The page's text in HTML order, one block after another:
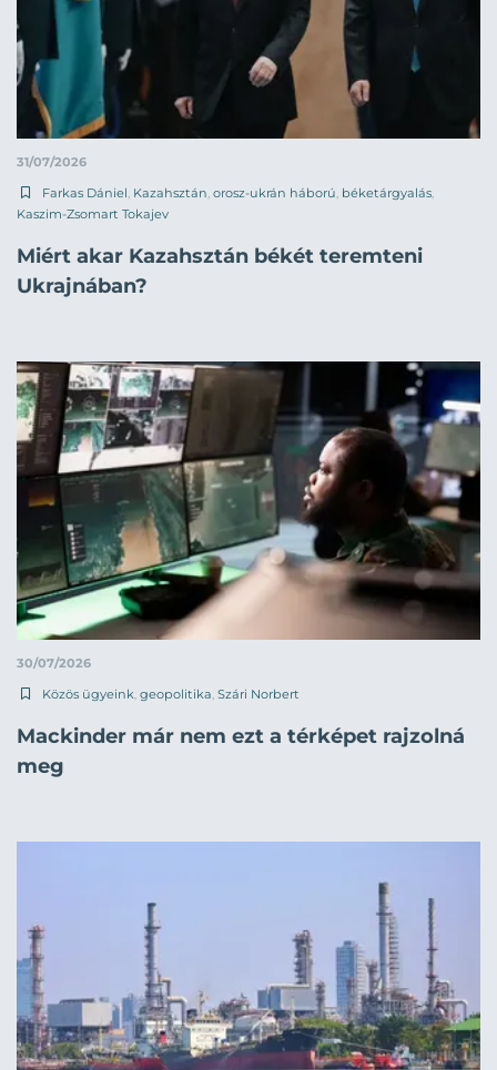
31/07/2026
Farkas Dániel, Kazahsztán, orosz-ukrán háború, béketárgyalás,
Kaszim-Zsomart Tokajev
Miért akar Kazahsztán békét teremteni
Ukrajnában?
30/07/2026
Közös ügyeink, geopolitika, Szári Norbert
Mackinder már nem ezt a térképet rajzolná
meg